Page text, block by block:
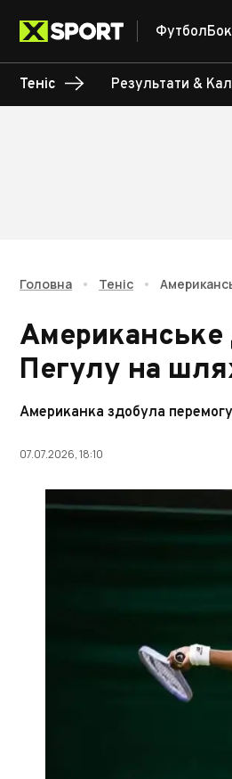
Футбол
Теніс Результати &
Головна • Теніс •
Американське
Пегулу на
Американка здобула
07.07.2026, 18:10